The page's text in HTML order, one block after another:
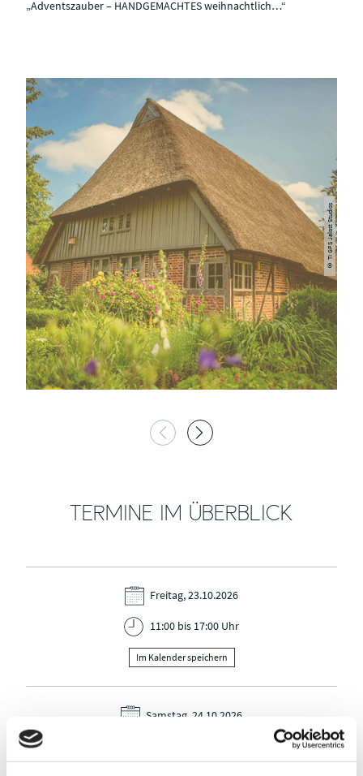
„Adventszauber – HANDGEMACHTES weihnachtlich…“
© TI GPS Jalost Studios
TERMINE IM ÜBERBLICK
Freitag, 23.10.2026
11:00 bis 17:00 Uhr
Im Kalender speichern
Samstag, 24.10.2026